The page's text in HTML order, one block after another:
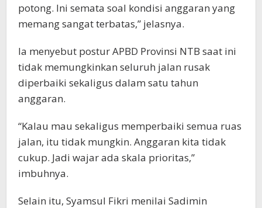
potong. Ini semata soal kondisi anggaran yang
memang sangat terbatas,” jelasnya.
Ia menyebut postur APBD Provinsi NTB saat ini
tidak memungkinkan seluruh jalan rusak
diperbaiki sekaligus dalam satu tahun
anggaran.
“Kalau mau sekaligus memperbaiki semua ruas
jalan, itu tidak mungkin. Anggaran kita tidak
cukup. Jadi wajar ada skala prioritas,”
imbuhnya.
Selain itu, Syamsul Fikri menilai Sadimin